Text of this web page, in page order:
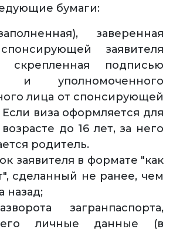
бумаги:
заверенная
заявителя
скрепленная подписью
и уполномоченного
лица от спонсирующей
виза оформляется для
до 16 лет, за него
родитель.
заявителя в формате "как
сделанный не ранее, чем
назад;
загранпаспорта,
личные данные (в